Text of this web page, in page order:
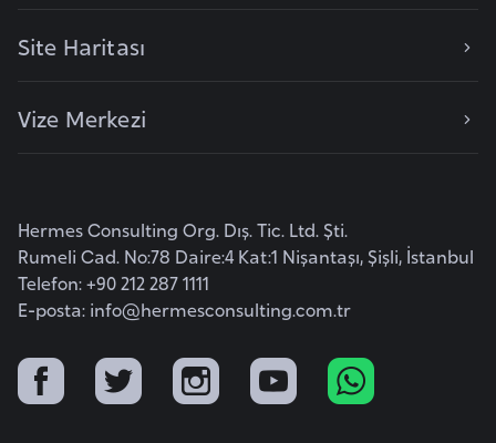
Site Haritası
Vize Merkezi
Hermes Consulting Org. Dış. Tic. Ltd. Şti.
Rumeli Cad. No:78 Daire:4 Kat:1 Nişantaşı, Şişli, İstanbul
Telefon: +90 212 287 1111
E-posta: info@hermesconsulting.com.tr
s
a
s
t
o
n
y
a